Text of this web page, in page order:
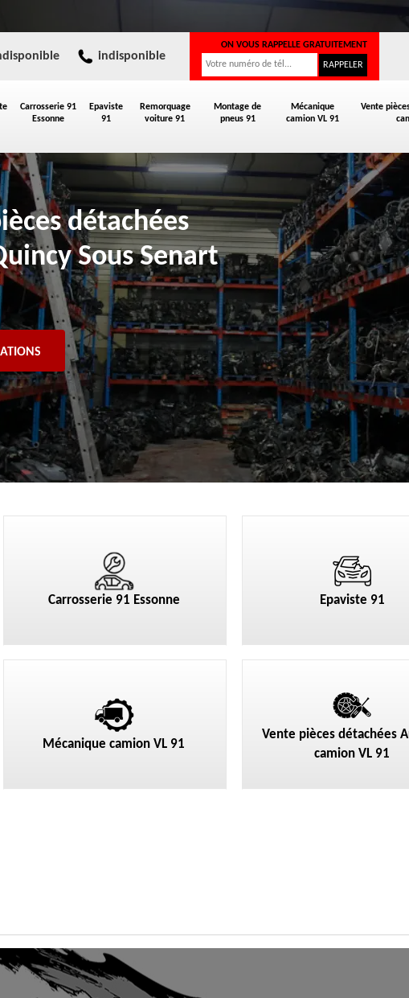
Carrosserie 91
Essonne
Epaviste
91
Remorquage
voiture 91
Montage de
pneus 91
Mécanique
camion VL 91
Vente
indisponible
ON VOUS RAPPELLE GRATUITEMENT
détachées
Sous Senart
Carrosserie 91 Essonne Epaviste 91
Mécanique camion VL 91
Vente pièces détachées
camion VL 91